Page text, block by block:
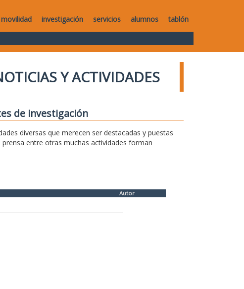
movilidad investigación servicios alumnos tablón
Y ACTIVIDADES
de investigación
diversas que merecen ser destacadas y puestas
entre otras muchas actividades forman
Autor